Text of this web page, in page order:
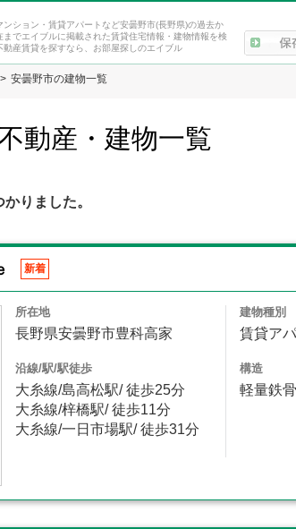
ンション・賃貸アパートなど安曇野市(長野県)の過去か
までエイブルに掲載された賃貸住宅情報・建物情報を検
動産賃貸を探すなら、お部屋探しのエイブル
安曇野市の建物一覧
動産・建物一覧
りました。
新着
所在地
長野県安曇野市豊科高家
沿線/駅/駅徒歩
大糸線/島高松駅/ 徒歩25分
大糸線/梓橋駅/ 徒歩11分
大糸線/一日市場駅/ 徒歩31分
建物種別
賃貸ア
構造
軽量鉄